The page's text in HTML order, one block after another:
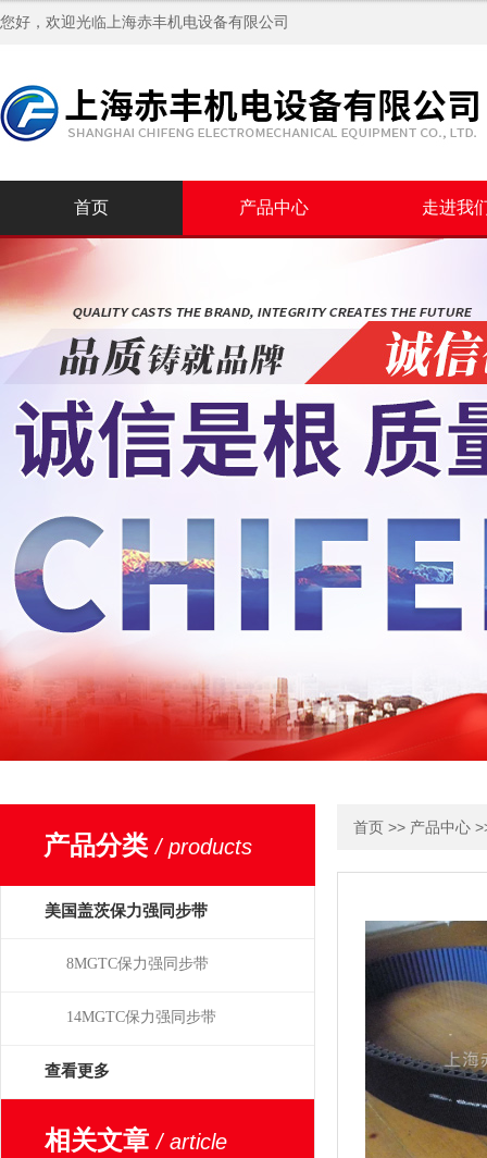
您好，欢迎光临上海赤丰机电设备有限公司
首页 产品中心 走进我
产品分类/ products
美国盖茨保力强同步带
8MGTC保力强同步带
14MGTC保力强同步带
查看更多
相关文章/ article
首页 >> 产品中心